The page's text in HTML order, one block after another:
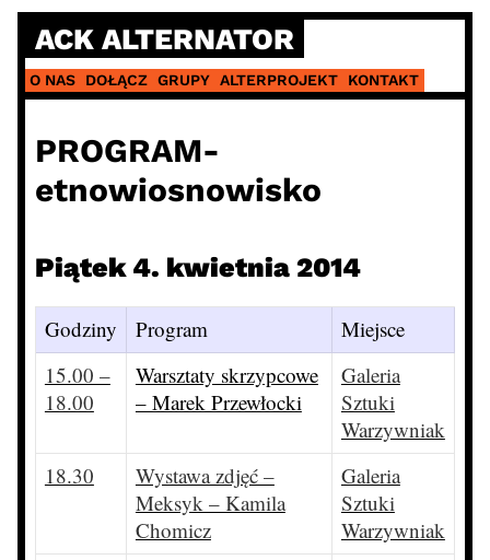
Skip
content
ACK ALTERNATOR
O NAS DOŁĄCZ GRUPY ALTERPROJEKT KONTAKT
PROGRAM-
etnowiosnowisko
Piątek 4. kwietnia 2014
Godziny Program
Miejsce
15.00 –
18.00
Warsztaty skrzypcowe
– Marek Przewłocki
Galeria
Sztuki
Warzywniak
18.30
Wystawa zdjęć –
Meksyk – Kamila
Chomicz
Galeria
Sztuki
Warzywniak